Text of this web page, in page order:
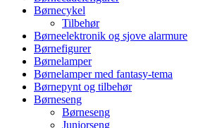
Børnecykel
Tilbehør
Børneelektronik og sjove alarmure
Børnefigurer
Børnelamper
Børnelamper med fantasy-tema
Børnepynt og tilbehør
Børneseng
Børneseng
Juniorseng